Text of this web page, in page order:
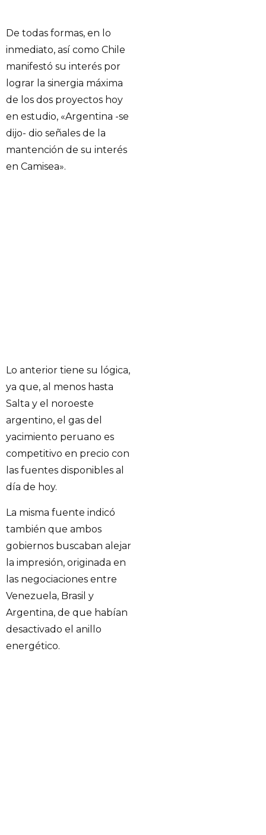
De todas formas, en lo
inmediato, así como Chile
manifestó su interés por
lograr la sinergia máxima
de los dos proyectos hoy
en estudio, «Argentina -se
dijo- dio señales de la
mantención de su interés
en Camisea».
Lo anterior tiene su lógica,
ya que, al menos hasta
Salta y el noroeste
argentino, el gas del
yacimiento peruano es
competitivo en precio con
las fuentes disponibles al
día de hoy.
La misma fuente indicó
también que ambos
gobiernos buscaban alejar
la impresión, originada en
las negociaciones entre
Venezuela, Brasil y
Argentina, de que habían
desactivado el anillo
energético.